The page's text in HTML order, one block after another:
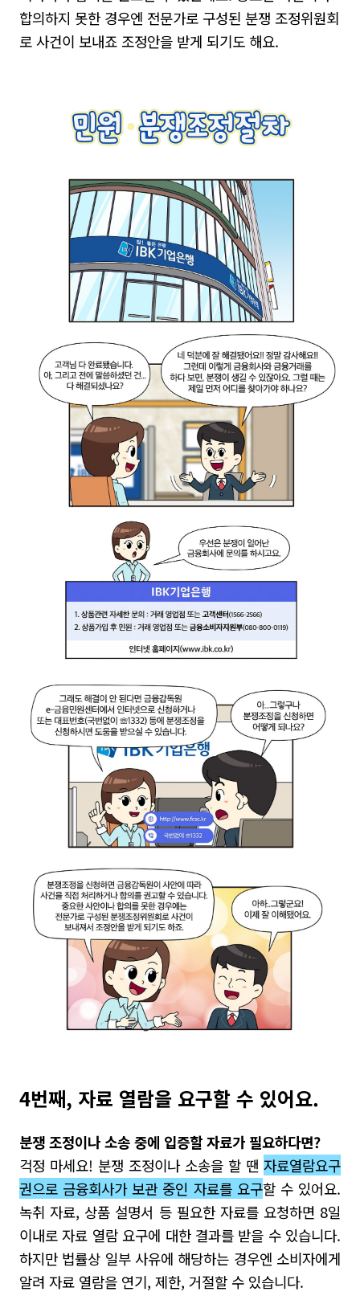
합의하지 못한 경우엔 전문가로 구성된 분쟁 조정위원회
로 사건이 보내죠 조정안을 받게 되기도 해요.
4번째, 자료 열람을 요구할 수 있어요.
분쟁 조정이나 소송 중에 입증할 자료가 필요하다면?
걱정 마세요! 분쟁 조정이나 소송을 할 땐 자료열람요구
권으로 금융회사가 보관 중인 자료를 요구할 수 있어요.
녹취 자료, 상품 설명서 등 필요한 자료를 요청하면 8일
이내로 자료 열람 요구에 대한 결과를 받을 수 있습니다.
하지만 법률상 일부 사유에 해당하는 경우엔 소비자에게
알려 자료 열람을 연기, 제한, 거절할 수 있습니다.